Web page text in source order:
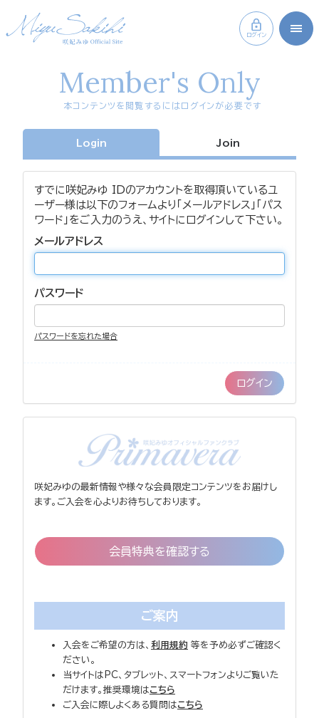
ログイン
Member's Only
本コンテンツを閲覧するにはログインが必要です
Login Join
すでに咲妃みゆ IDのアカウントを取得頂いているユ
ーザー様は以下のフォームより「メールアドレス」「パス
ワード」をご入力のうえ、サイトにログインして下さい。
メールアドレス
パスワード
パスワードを忘れた場合
咲妃みゆの最新情報や様々な会員限定コンテンツをお届けし
ます。ご入会を心よりお待ちしております。
会員特典を確認する
ご案内
入会をご希望の方は、 利用規約 等を予め必ずご確認く
ださい。
当サイトはPC、タブレット、スマートフォンよりご覧いた
だけます。推奨環境はこちら
ご入会に際しよくある質問はこちら